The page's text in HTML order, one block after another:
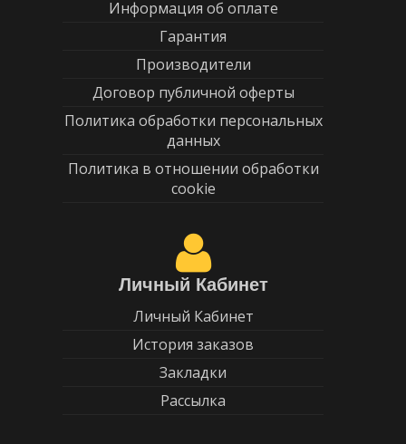
Информация об оплате
Гарантия
Производители
Договор публичной оферты
Политика обработки персональных
данных
Политика в отношении обработки
cookie
Личный Кабинет
Личный Кабинет
История заказов
Закладки
Рассылка